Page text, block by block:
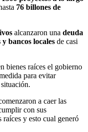
76 billones de
alcanzaron una deuda
bancos locales de casi
bienes raíces el gobierno
para evitar
a caer las
con sus
raíces y esto cual generó